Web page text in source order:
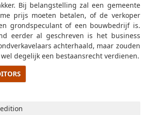
Bij belangstelling zal een gemeente
prijs moeten betalen, of de verkoper
grondspeculant of een bouwbedrijf is.
eerder al geschreven is het business
achterhaald, maar zouden
degelijk een bestaansrecht verdienen.